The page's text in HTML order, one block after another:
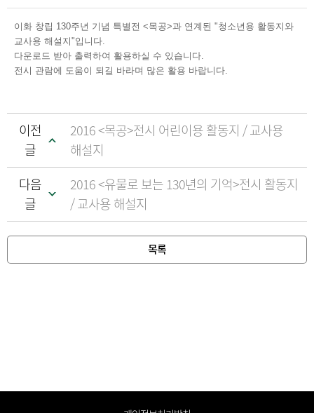
이화 창립 130주년 기념 특별전 <목공>과 연계된 "청소년용 활동지와
교사용 해설지"입니다.
다운로드 받아 출력하여 활용하실 수 있습니다.
전시 관람에 도움이 되길 바라며 많은 활용 바랍니다.
이전
글
2016 <목공>전시 어린이용 활동지 / 교사용
해설지
다음
글
2016 <유물로 보는 130년의 기억>전시 활동지
/ 교사용 해설지
목록